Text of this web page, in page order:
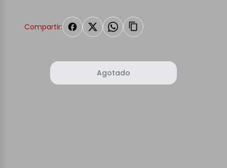
Compartir:
Agotado